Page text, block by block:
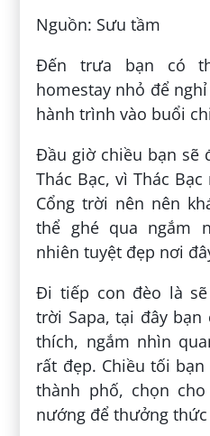
Nguồn: Sưu tầm
Đến trưa bạn có
homestay nhỏ để
hành trình vào buổi
Đầu giờ chiều bạn sẽ
Thác Bạc, vì Thác
Cổng trời nên nên
thể ghé qua ngắm
nhiên tuyệt đẹp nơi
Đi tiếp con đèo là
trời Sapa, tại đây
thích, ngắm nhìn
rất đẹp. Chiều tối
thành phố, chọn
nướng để thưởng